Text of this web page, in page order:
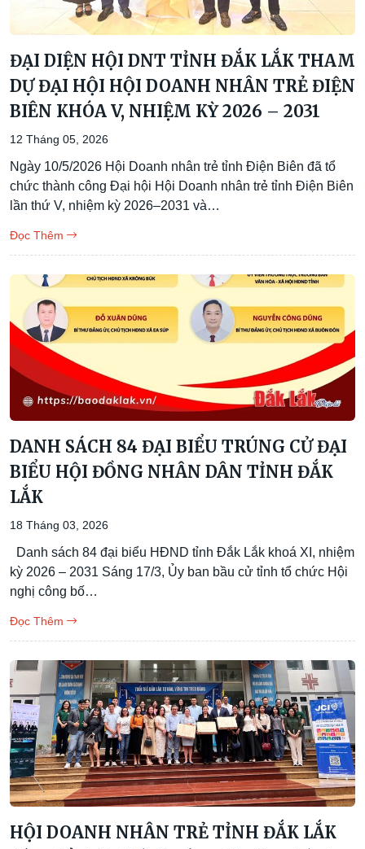
ĐẠI DIỆN HỘI DNT TỈNH ĐẮK LẮK THAM
DỰ ĐẠI HỘI HỘI DOANH NHÂN TRẺ ĐIỆN
BIÊN KHÓA V, NHIỆM KỲ 2026 – 2031
12 Tháng 05, 2026
Ngày 10/5/2026 Hội Doanh nhân trẻ tỉnh Điện Biên đã tổ
chức thành công Đại hội Hội Doanh nhân trẻ tỉnh Điện Biên
lần thứ V, nhiệm kỳ 2026–2031 và…
Đọc Thêm
DANH SÁCH 84 ĐẠI BIỂU TRÚNG CỬ ĐẠI
BIỂU HỘI ĐỒNG NHÂN DÂN TỈNH ĐẮK
LẮK
18 Tháng 03, 2026
Danh sách 84 đại biểu HĐND tỉnh Đắk Lắk khoá XI, nhiệm
kỳ 2026 – 2031 Sáng 17/3, Ủy ban bầu cử tỉnh tổ chức Hội
nghị công bố…
Đọc Thêm
HỘI DOANH NHÂN TRẺ TỈNH ĐẮK LẮK